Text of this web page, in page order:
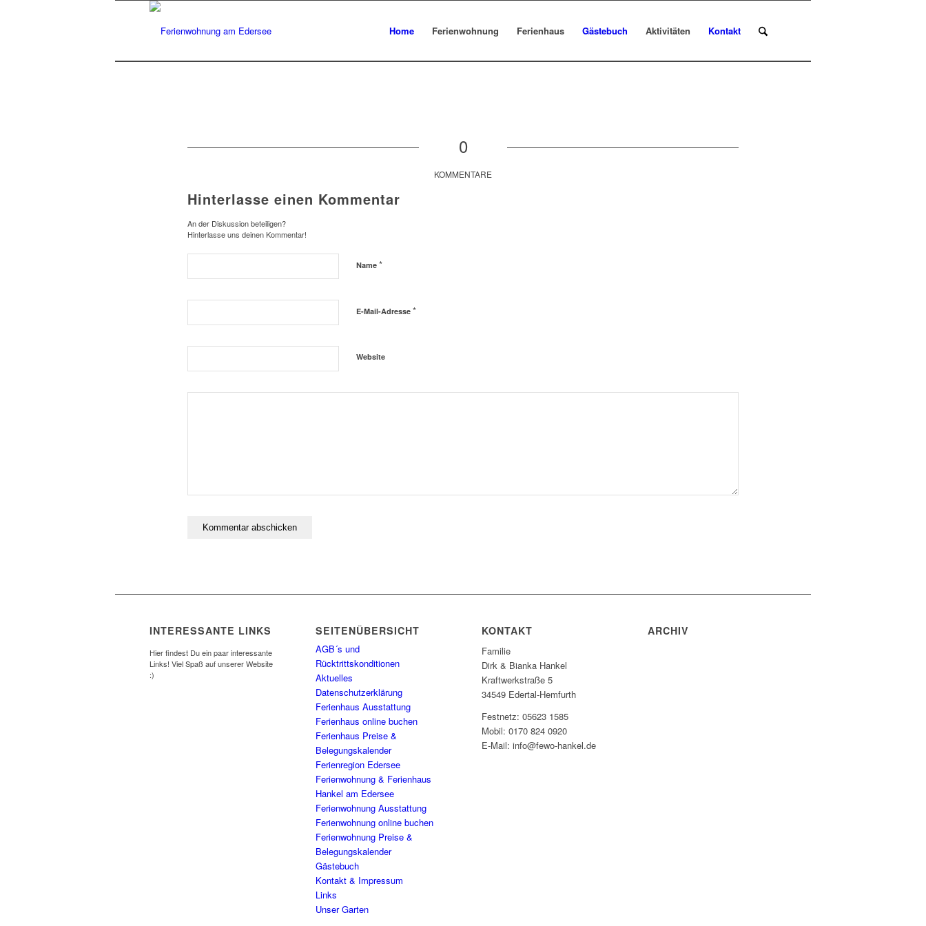
Home Ferienwohnung Ferienhaus Gästebuch Aktivitäten Kontakt
0
KOMMENTARE
Hinterlasse einen Kommentar
An der Diskussion beteiligen?
Hinterlasse uns deinen Kommentar!
Name *
E-Mail-Adresse *
Website
INTERESSANTE LINKS
Hier findest Du ein paar interessante
Links! Viel Spaß auf unserer Website
:)
SEITENÜBERSICHT
AGB´s und
Rücktrittskonditionen
Aktuelles
Datenschutzerklärung
Ferienhaus Ausstattung
Ferienhaus online buchen
Ferienhaus Preise &
Belegungskalender
Ferienregion Edersee
Ferienwohnung & Ferienhaus
Hankel am Edersee
Ferienwohnung Ausstattung
Ferienwohnung online buchen
Ferienwohnung Preise &
Belegungskalender
Gästebuch
Kontakt & Impressum
Links
Unser Garten
KONTAKT
Familie
Dirk & Bianka Hankel
Kraftwerkstraße 5
34549 Edertal-Hemfurth
Festnetz: 05623 1585
Mobil: 0170 824 0920
E-Mail: info@fewo-hankel.de
ARCHIV